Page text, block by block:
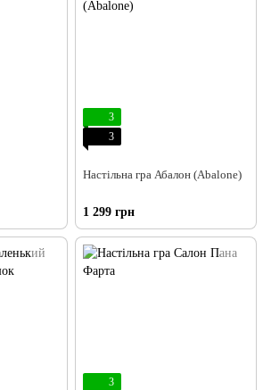
3
3
Настільна гра Абалон (Abalone)
1 299 грн
3